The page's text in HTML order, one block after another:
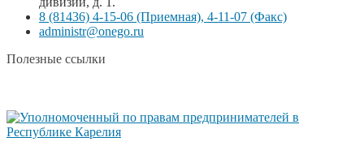
8 (81436) 4-15-06 (Приемная), 4-11-07 (Факс)
administr@onego.ru
Полезные ссылки